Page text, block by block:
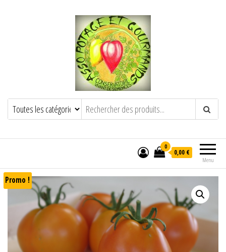
POTAGE ET GOURMANDSSemence paysanne naturelle
——————————————-
Menu
0
0,00 €
Promo !